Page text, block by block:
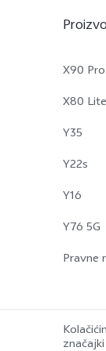
X90 Pro
X80 Lite
Y35
Y22s
Y16
Y76 5G
Pravne